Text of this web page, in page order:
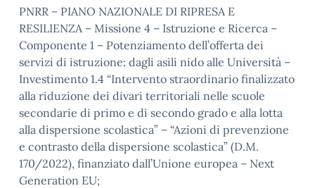
PNRR – PIANO NAZIONALE DI RIPRESA E
RESILIENZA – Missione 4 – Istruzione e Ricerca –
Componente 1 – Potenziamento dell’offerta dei
servizi di istruzione: dagli asili nido alle Università –
Investimento 1.4 “Intervento straordinario finalizzato
alla riduzione dei divari territoriali nelle scuole
secondarie di primo e di secondo grado e alla lotta
alla dispersione scolastica” – “Azioni di prevenzione
e contrasto della dispersione scolastica” (D.M.
170/2022), finanziato dall’Unione europea – Next
Generation EU;